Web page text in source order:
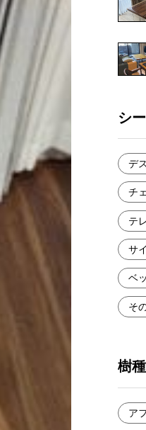
INFORMATION
NEWS
BLOG
メディア美術協力実績
シ
デ
チ
テ
サ
ベ
そ
樹
ア